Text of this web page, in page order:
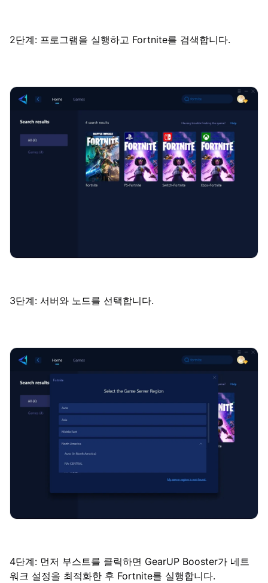
2단계: 프로그램을 실행하고 Fortnite를 검색합니다.
3단계: 서버와 노드를 선택합니다.
4단계: 먼저 부스트를 클릭하면 GearUP Booster가 네트
워크 설정을 최적화한 후 Fortnite를 실행합니다.